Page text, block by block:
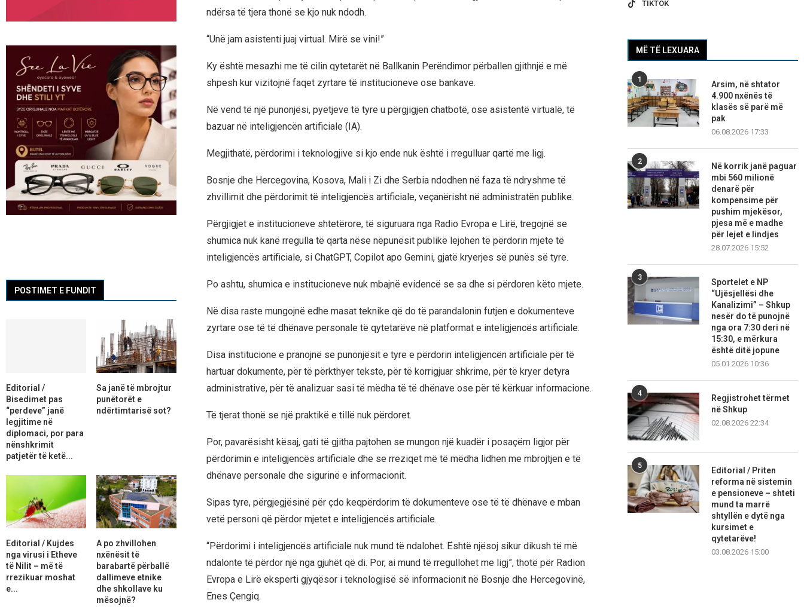
ndërsa të tjera thonë se kjo nuk ndodh.
“Unë jam asistenti juaj virtual. Mirë se vini!”
Ky është mesazhi me të cilin qytetarët në Ballkanin Perëndimor përballen gjithnjë e më
shpesh kur vizitojnë faqet zyrtare të institucioneve ose bankave.
Në vend të një punonjësi, pyetjeve të tyre u përgjigjen chatbotë, ose asistentë virtualë, të
bazuar në inteligjencën artificiale (IA).
Megjithatë, përdorimi i teknologjive si kjo ende nuk është i rregulluar qartë me ligj.
Bosnje dhe Hercegovina, Kosova, Mali i Zi dhe Serbia ndodhen në faza të ndryshme të
zhvillimit dhe përdorimit të inteligjencës artificiale, veçanërisht në administratën publike.
Përgjigjet e institucioneve shtetërore, të siguruara nga Radio Evropa e Lirë, tregojnë se
shumica nuk kanë rregulla të qarta nëse nëpunësit publikë lejohen të përdorin mjete të
inteligjencës artificiale, si ChatGPT, Copilot apo Gemini, gjatë kryerjes së punës së tyre.
Po ashtu, shumica e institucioneve nuk mbajnë evidencë se sa dhe si përdoren këto mjete.
Në disa raste mungojnë edhe masat teknike që do të parandalonin futjen e dokumenteve
zyrtare ose të të dhënave personale të qytetarëve në platformat e inteligjencës artificiale.
Disa institucione e pranojnë se punonjësit e tyre e përdorin inteligjencën artificiale për të
hartuar dokumente, për të përkthyer tekste, për të korrigjuar shkrime, për të kryer detyra
administrative, për të analizuar sasi të mëdha të të dhënave ose për të kërkuar informacione.
Të tjerat thonë se një praktikë e tillë nuk përdoret.
Por, pavarësisht kësaj, gati të gjitha pajtohen se mungon një kuadër i posaçëm ligjor për
përdorimin e inteligjencës artificiale dhe se rreziqet më të mëdha lidhen me mbrojtjen e të
dhënave personale dhe sigurinë e informacionit.
Sipas tyre, përgjegjësinë për çdo keqpërdorim të dokumenteve ose të të dhënave e mban
vetë personi që përdor mjetet e inteligjencës artificiale.
“Përdorimi i inteligjencës artificiale nuk mund të ndalohet. Është njësoj sikur dikush të më
ndalonte të përdor një nga gjuhët që di. Por, ai mund të rregullohet me ligj”, thotë për Radion
Evropa e Lirë eksperti gjyqësor i teknologjisë së informacionit në Bosnje dhe Hercegovinë,
Enes Çengiq.
TIKTOK
MË TË LEXUARA
1
Arsim, në shtator
4.900 nxënës të
klasës së parë më
pak
06.08.2026 17:33
2
Në korrik janë paguar
mbi 560 milionë
denarë për
kompensime për
pushim mjekësor,
pjesa më e madhe
për lejet e lindjes
28.07.2026 15:52
3
Sportelet e NP
“Ujësjellësi dhe
Kanalizimi” – Shkup
nesër do të punojnë
nga ora 7:30 deri në
15:30, e mërkura
është ditë jopune
05.01.2026 10:36
4
Regjistrohet tërmet
në Shkup
02.08.2026 22:34
5
Editorial / Priten
reforma në sistemin
e pensioneve – shteti
mund ta marrë
shtyllën e dytë nga
kursimet e
qytetarëve!
03.08.2026 15:00
POSTIMET E FUNDIT
Editorial /
Bisedimet pas
“perdeve” janë
legjitime në
diplomaci, por para
nënshkrimit
patjetër të ketë...
Sa janë të mbrojtur
punëtorët e
ndërtimtarisë sot?
Editorial / Kujdes
nga virusi i Etheve
të Nilit – më të
rrezikuar moshat
e...
A po zhvillohen
nxënësit të
barabartë përballë
dallimeve etnike
dhe shkollave ku
mësojnë?